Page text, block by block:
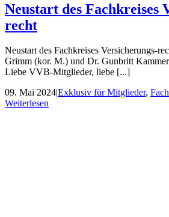
Neustart des Fachkreises
recht
Neustart des Fachkreises Versicherungs-
Grimm (kor. M.) und Dr. Gunbritt
Liebe VVB-Mitglieder, liebe [...]
09. Mai 2024|Exklusiv für Mitglieder,
Weiterlesen